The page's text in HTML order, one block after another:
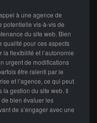
à une agence de
potentielle vis-à-vis de
du site web. Bien
qualité pour ces aspects
flexibilité et l’autonomie
urgent de modifications
être ralenti par le
et l’agence, ce qui peut
gestion du site web. Il
bien évaluer les
de s’engager avec une